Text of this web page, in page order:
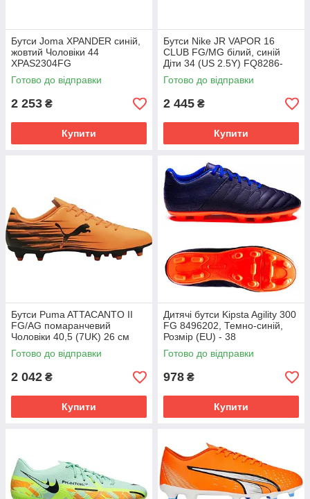
Бутси Joma XPANDER синій,
жовтий Чоловіки 44
XPAS2304FG
Готово до відправки
2 253 ₴
Купити
Бутси Nike JR VAPOR 16
CLUB FG/MG білий, синій
Діти 34 (US 2.5Y) FQ8286-
400
Готово до відправки
2 445 ₴
Купити
Бутси Puma ATTACANTO II
FG/AG помаранчевий
Чоловіки 40,5 (7UK) 26 см
108493-04
Готово до відправки
2 042 ₴
Купити
Дитячі бутси Kipsta Agility 300
FG 8496202, Темно-синій,
Розмір (EU) - 38
Готово до відправки
978 ₴
Купити